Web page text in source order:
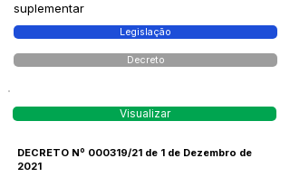
suplementar
Legislação
Decreto
Visualizar
DECRETO Nº 000319/21 de 1 de Dezembro de
2021